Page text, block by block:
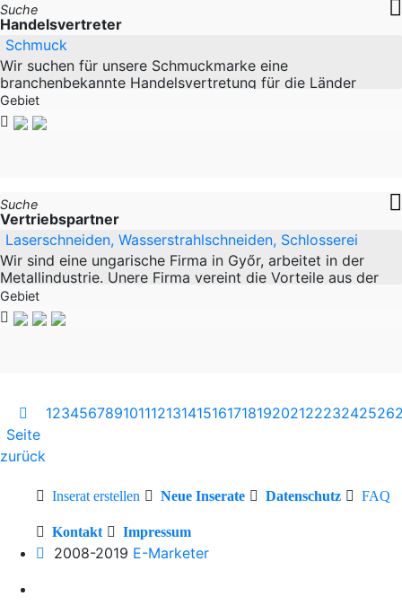
Suche
Handelsvertreter
Schmuck
Wir suchen für unsere Schmuckmarke eine
branchenbekannte Handelsvertretung für die Länder
Deutschland und Österreich. Sie kennen die Branche, sind
in der
Gebiet
Suche
Vertriebspartner
Laserschneiden, Wasserstrahlschneiden, Schlosserei
Wir sind eine ungarische Firma in Győr, arbeitet in der
Metallindustrie. Unere Firma vereint die Vorteile aus der
Metall verarbeitenden Tätigkeit eines
Gebiet
Seite
zurück
1234567891011121314151617181920212223242526
Inserat erstellen Neue Inserate Datenschutz FAQ
Kontakt Impressum
2008-2019 E-Marketer